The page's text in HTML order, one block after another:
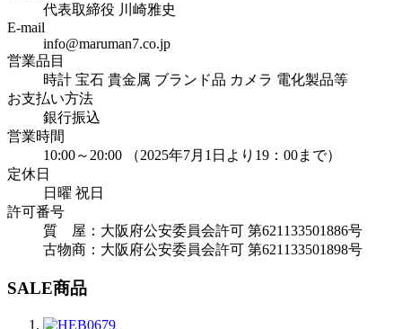
代表取締役 川崎雅史
E-mail
info@maruman7.co.jp
営業品目
時計 宝石 貴金属 ブランド品 カメラ 電化製品等
お支払い方法
銀行振込
営業時間
10:00～20:00 （2025年7月1日より19：00まで）
定休日
日曜 祝日
許可番号
質 屋：大阪府公安委員会許可 第621133501886号
古物商：大阪府公安委員会許可 第621133501898号
SALE商品